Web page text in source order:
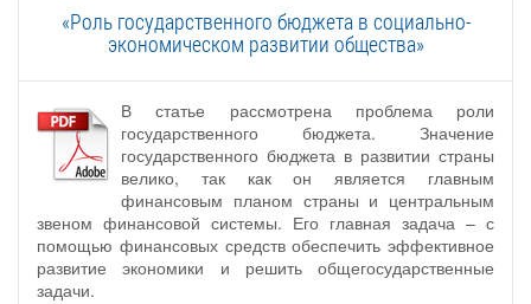
«Роль государственного бюджета в социально-
экономическом развитии общества»
В статье рассмотрена проблема роли
государственного бюджета. Значение
государственного бюджета в развитии страны
велико, так как он является главным
финансовым планом страны и центральным
звеном финансовой системы. Его главная задача – с
помощью финансовых средств обеспечить эффективное
развитие экономики и решить общегосударственные
задачи.